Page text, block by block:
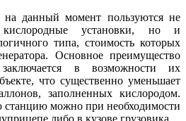
на данный момент пользуются не
кислородные установки, но и
типа, стоимость которых
Основное преимущество
в возможности их
что существенно уменьшает
заполненных кислородом.
можно при необходимости
либо в кузове грузовика.